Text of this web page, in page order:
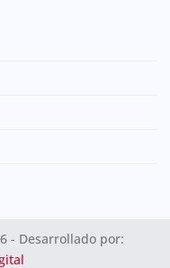
- Desarrollado por: